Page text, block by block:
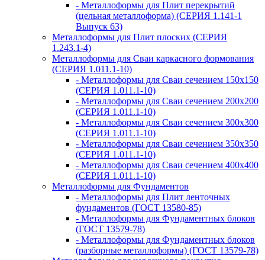
- Металлоформы для Плит перекрытий
(цельная металлоформа) (СЕРИЯ 1.141-1
Выпуск 63)
Металлоформы для Плит плоских (СЕРИЯ
1.243.1-4)
Металлоформы для Сваи каркасного формования
(СЕРИЯ 1.011.1-10)
- Металлоформы для Сваи сечением 150х150
(СЕРИЯ 1.011.1-10)
- Металлоформы для Сваи сечением 200х200
(СЕРИЯ 1.011.1-10)
- Металлоформы для Сваи сечением 300х300
(СЕРИЯ 1.011.1-10)
- Металлоформы для Сваи сечением 350х350
(СЕРИЯ 1.011.1-10)
- Металлоформы для Сваи сечением 400х400
(СЕРИЯ 1.011.1-10)
Металлоформы для Фундаментов
- Металлоформы для Плит ленточных
фундаментов (ГОСТ 13580-85)
- Металлоформы для Фундаментных блоков
(ГОСТ 13579-78)
- Металлоформы для Фундаментных блоков
(разборные металлоформы) (ГОСТ 13579-78)